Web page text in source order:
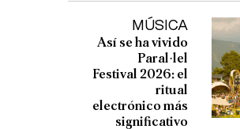
MÚSICA
Así se ha vivido
Paral·lel
Festival 2026: el
ritual
electrónico más
significativo